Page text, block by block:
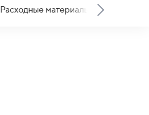
Расходные материалы